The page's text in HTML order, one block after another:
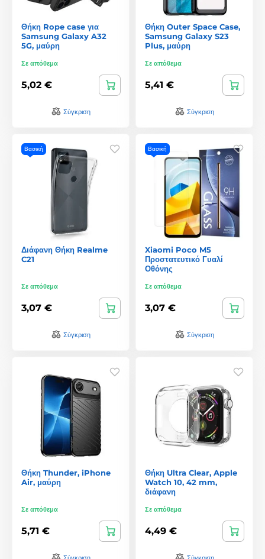
Θήκη Rope case για
Samsung Galaxy A32
5G, μαύρη
Σε απόθεμα
5,02 €
Σύγκριση
Θήκη Outer Space Case,
Samsung Galaxy S23
Plus, μαύρη
Σε απόθεμα
5,41 €
Σύγκριση
Βασική
Διάφανη Θήκη Realme
C21
Σε απόθεμα
3,07 €
Σύγκριση
Βασική
Xiaomi Poco M5
Προστατευτικό Γυαλί
Οθόνης
Σε απόθεμα
3,07 €
Σύγκριση
Θήκη Thunder, iPhone
Air, μαύρη
Σε απόθεμα
5,71 €
Θήκη Ultra Clear, Apple
Watch 10, 42 mm,
διάφανη
Σε απόθεμα
4,49 €